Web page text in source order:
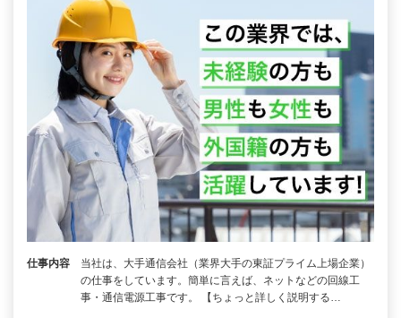
仕事内容
当社は、大手通信会社（業界大手の東証プライム上場企業）
の仕事をしています。簡単に言えば、ネットなどの回線工
事・通信電源工事です。 【ちょっと詳しく説明する…